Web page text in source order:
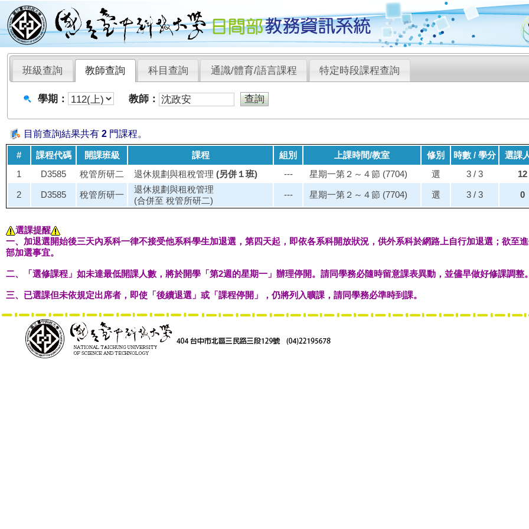
班級查詢 教師查詢 科目查詢 通識/體育/語言課程 特定時段課程查詢
學期： 教師：
目前查詢結果共有 2 門課程。
# 課程代碼 開課班級 課程 組別 上課時間/教室 修別 時數 / 學分
選課
1
D3585 稅管所研二 退休規劃與租稅管理 (另併１班) --- 星期一第２～４節 (7704) 選 3 / 3 12
2 D3585 稅管所研一
退休規劃與租稅管理
(合併至 稅管所研二)
--- 星期一第２～４節 (7704) 選 3 / 3 0
選課提醒
一、加退選開始後三天內系科一律不接受他系科學生加退選，第四天起，即依各系科開放狀況，供外系科於網路上自行加退選；欲至
部加選事宜。
二、「選修課程」如未達最低開課人數，將於開學「第2週的星期一」辦理停開。請同學務必隨時留意課表異動，並儘早做好修課調整
三、已選課但未依規定出席者，即使「後續退選」或「課程停開」，仍將列入曠課，請同學務必準時到課。